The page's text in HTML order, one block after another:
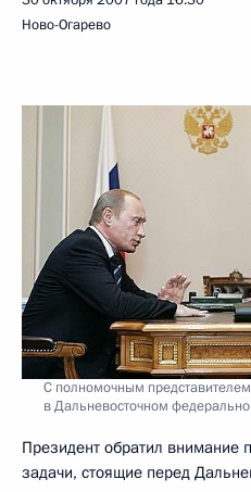
Ново-Огарево
С полномочным
в Дальневосточном
Президент обратил внимание
задачи, стоящие перед